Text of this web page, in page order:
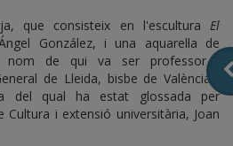
que consisteix en l'escultura El
González, i una aquarel·la de
nom de qui va ser professor i
de Lleida, bisbe de València i
del qual ha estat glossada per
i extensió universitària, Joan